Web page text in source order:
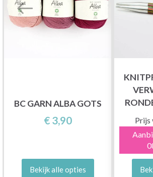
BC GARN ALBA GOTS
€ 3,90
Bekijk alle opties
KORT
Prijs